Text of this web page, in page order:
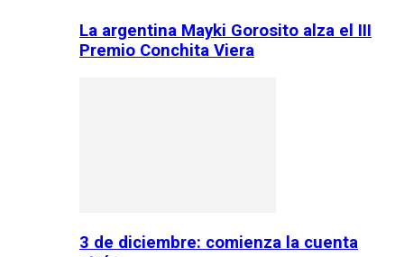
La argentina Mayki Gorosito alza el III
Premio Conchita Viera
3 de diciembre: comienza la cuenta